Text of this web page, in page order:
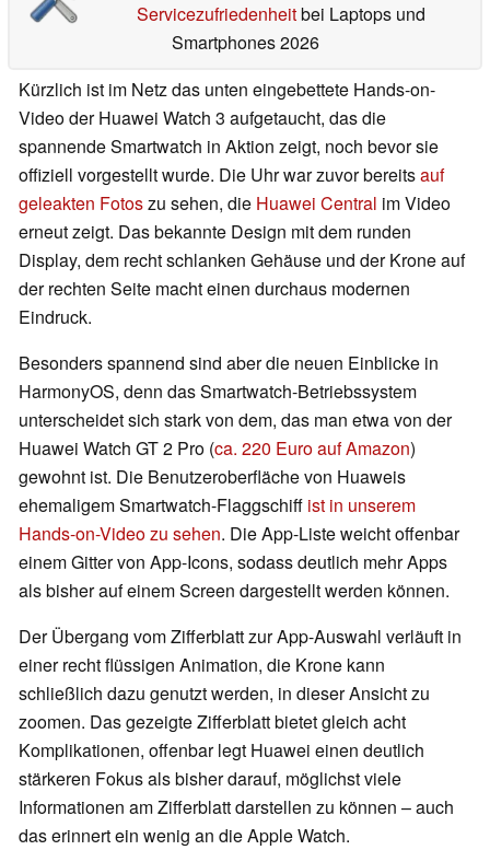
Servicezufriedenheitbei Laptops und
Smartphones 2026
Kürzlich ist im Netz das unten eingebettete Hands-on-
Video der Huawei Watch 3 aufgetaucht, das die
spannende Smartwatch in Aktion zeigt, noch bevor sie
offiziell vorgestellt wurde. Die Uhr war zuvor bereitsauf
geleakten Fotoszu sehen, die Huawei Central im Video
erneut zeigt. Das bekannte Design mit dem runden
Display, dem recht schlanken Gehäuse und der Krone auf
der rechten Seite macht einen durchaus modernen
Eindruck.
Besonders spannend sind aber die neuen Einblicke in
HarmonyOS, denn das Smartwatch-Betriebssystem
unterscheidet sich stark von dem, das man etwa von der
Huawei Watch GT 2 Pro (ca. 220 Euro auf Amazon)
gewohnt ist. Die Benutzeroberfläche von Huaweis
ehemaligem Smartwatch-Flaggschiff ist in unserem
Hands-on-Video zu sehen. Die App-Liste weicht offenbar
einem Gitter von App-Icons, sodass deutlich mehr Apps
als bisher auf einem Screen dargestellt werden können.
Der Übergang vom Zifferblatt zur App-Auswahl verläuft in
einer recht flüssigen Animation, die Krone kann
schließlich dazu genutzt werden, in dieser Ansicht zu
zoomen. Das gezeigte Zifferblatt bietet gleich acht
Komplikationen, offenbar legt Huawei einen deutlich
stärkeren Fokus als bisher darauf, möglichst viele
Informationen am Zifferblatt darstellen zu können – auch
das erinnert ein wenig an die Apple Watch.